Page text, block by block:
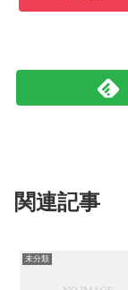
関連記事
未分類